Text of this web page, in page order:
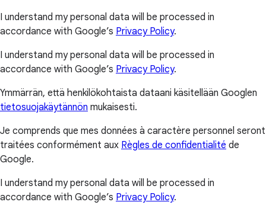
I understand my personal data will be processed in
accordance with Google’s Privacy Policy.
I understand my personal data will be processed in
accordance with Google’s Privacy Policy.
Ymmärrän, että henkilökohtaista dataani käsitellään Googlen
tietosuojakäytännön mukaisesti.
Je comprends que mes données à caractère personnel seront
traitées conformément aux Règles de confidentialité de
Google.
I understand my personal data will be processed in
accordance with Google’s Privacy Policy.